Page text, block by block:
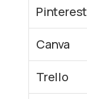
Pinterest
Canva
Trello